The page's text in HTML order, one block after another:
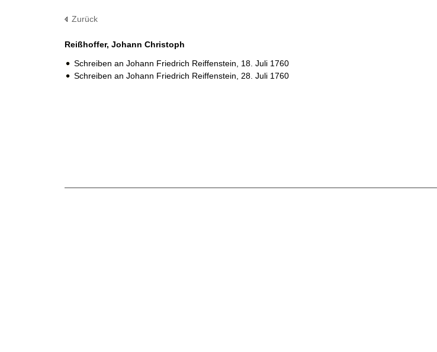
Zurück
Reißhoffer, Johann Christoph
Schreiben an Johann Friedrich Reiffenstein, 18. Juli 1760
Schreiben an Johann Friedrich Reiffenstein, 28. Juli 1760